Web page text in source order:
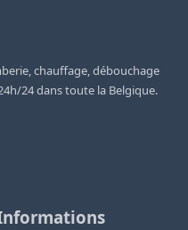
chauffage, débouchage
24 dans toute la Belgique.